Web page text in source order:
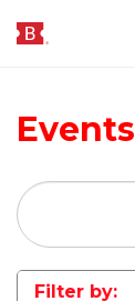
Events
Filter by: